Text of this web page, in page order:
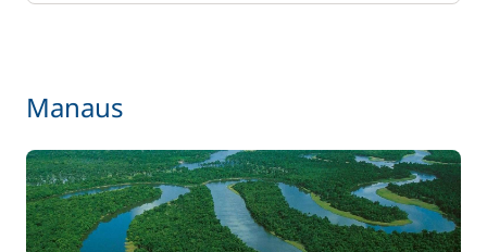
Manaus